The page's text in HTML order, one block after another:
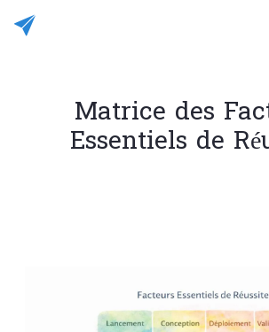
Matrice des
Essentiels de